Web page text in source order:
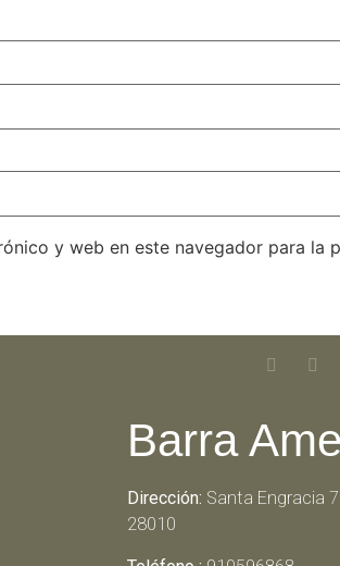
y web en este navegador para la
Barra
Dirección: Santa Engracia
28010